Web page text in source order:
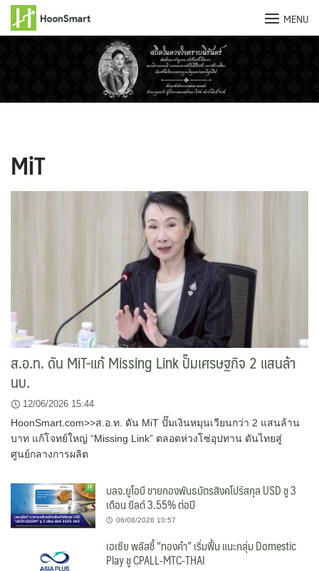
MENU
MiT
ส.อ.ท. ดัน MiT-แก้ Missing Link ปั๊มเศรษฐกิจ 2 แสนล้า
นบ.
12/06/2026 15:44
HoonSmart.com>>ส.อ.ท. ดัน MiT ปั๊มเงินหมุนเวียนกว่า 2 แสนล้าน
บาท แก้โจทย์ใหญ่ “Missing Link” ตลอดห่วงโซ่อุปทาน ดันไทยสู่
ศูนย์กลางการผลิต
บลจ.ยูโอบี ขายกองพันธบัตรสิงคโปร์สกุล USD ชู 3
เดือน ยีลด์ 3.55% ต่อปี
06/08/2026 10:57
เอเซีย พลัสชี้ “ทองคำ” เริ่มฟื้น แนะกลุ่ม Domestic
Play ชู CPALL-MTC-THAI